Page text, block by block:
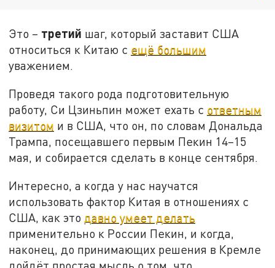
Это – третий шаг, который заставит США
относиться к Китаю с ещё большим
уважением.
Проведя такого рода подготовительную
работу, Си Цзиньпин может ехать с ответным
визитом и в США, что он, по словам Дональда
Трампа, посещавшего первым Пекин 14–15
мая, и собирается сделать в конце сентября.
Интересно, а когда у нас научатся
использовать фактор Китая в отношениях с
США, как это давно умеет делать
применительно к России Пекин, и когда,
наконец, до принимающих решения в Кремле
дойдёт простая мысль о том, что